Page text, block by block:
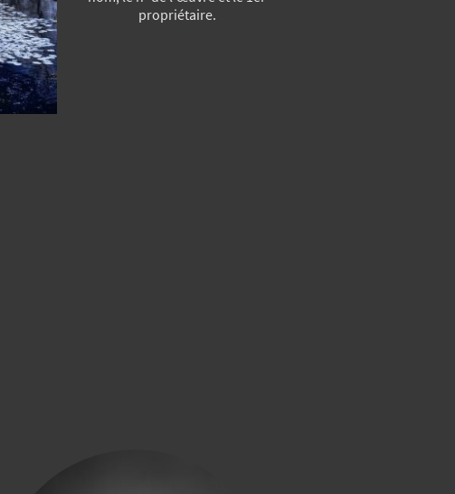
propriétaire.